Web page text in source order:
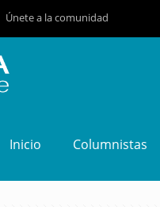
Únete a la comunidad
Inicio Columnistas